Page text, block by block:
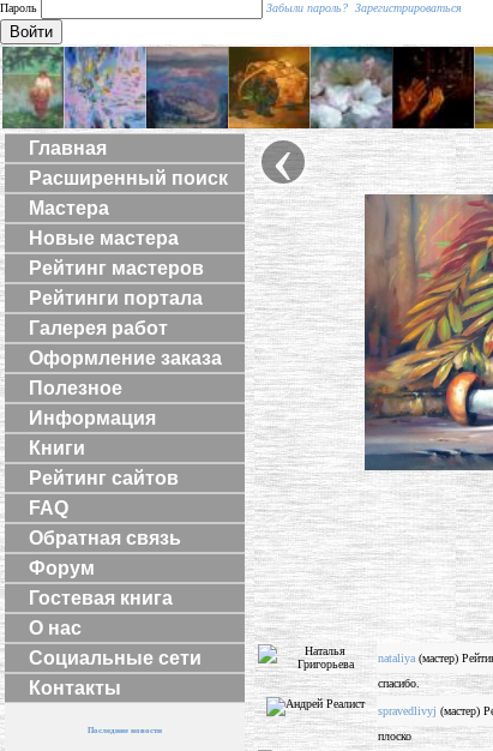
Пароль
Забыли пароль? Зарегистрироваться
Войти
Главная
Расширенный поиск
Мастера
Новые мастера
Рейтинг мастеров
Рейтинги портала
Галерея работ
Оформление заказа
Полезное
Информация
Книги
Рейтинг сайтов
FAQ
Обратная связь
Форум
Гостевая книга
О нас
Социальные сети
Контакты
Последние новости
‹
nataliya (мастер)
спасибо.
spravedlivyj (мастер)
плоско